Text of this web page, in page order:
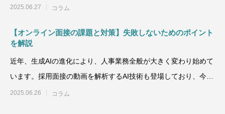
と示されたのは、
2025.06.27 コラム
【オンライン面接の課題と対策】失敗しないためのポイント
を解説
近年、生成AIの進化により、人事業務全般が大きく変わり始めて
います。採用面接の動画を解析するAI技術も登場しており、今後
はAIを活用
2025.06.26 コラム